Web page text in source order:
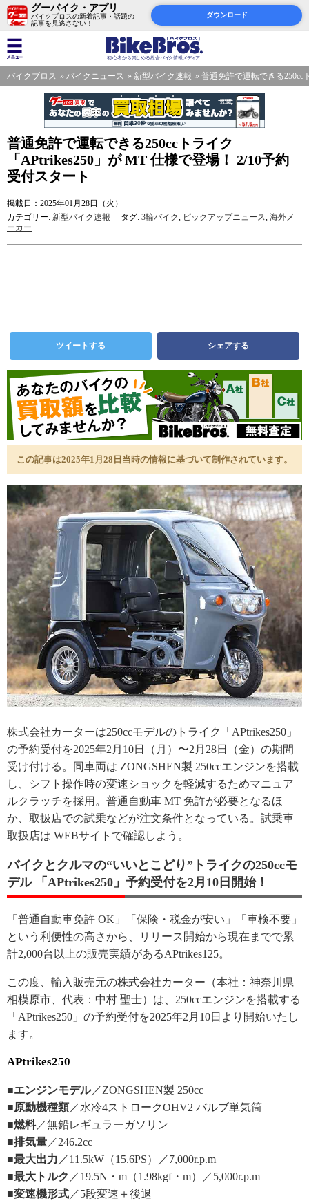
グーバイク・アプリ
バイクブロスの新着記事・話題の
記事を見逃さない！
ダウンロード
バイクブロス バイクニュース 新型バイク速報 普通免許で運転できる250cc
普通免許で運転できる250ccトライク
「APtrikes250」が MT 仕様で登場！ 2/10予約
受付スタート
掲載日：2025年01月28日（火）
カテゴリー: 新型バイク速報 タグ: 3輪バイク, ピックアップニュース, 海外メ
ーカー
ツイートする シェアする
この記事は2025年1月28日当時の情報に基づいて制作されています。
株式会社カーターは250ccモデルのトライク「APtrikes250」
の予約受付を2025年2月10日（月）〜2月28日（金）の期間
受け付ける。同車両は ZONGSHEN製 250ccエンジンを搭載
し、シフト操作時の変速ショックを軽減するためマニュア
ルクラッチを採用。普通自動車 MT 免許が必要となるほ
か、取扱店での試乗などが注文条件となっている。試乗車
取扱店は WEBサイトで確認しよう。
バイクとクルマの“いいとこどり”トライクの250ccモ
デル 「APtrikes250」予約受付を2月10日開始！
「普通自動車免許 OK」「保険・税金が安い」「車検不要」
という利便性の高さから、リリース開始から現在までで累
計2,000台以上の販売実績があるAPtrikes125。
この度、輸入販売元の株式会社カーター（本社：神奈川県
相模原市、代表：中村 聖士）は、250ccエンジンを搭載する
「APtrikes250」の予約受付を2025年2月10日より開始いたし
ます。
APtrikes250
■エンジンモデル／ZONGSHEN製 250cc
■原動機種類 ／水冷4ストロークOHV2 バルブ単気筒
■燃料／無鉛レギュラーガソリン
■排気量／246.2cc
■最大出力 ／11.5kW（15.6PS）／7,000r.p.m
■最大トルク ／19.5N・m（1.98kgf・m）／5,000r.p.m
■変速機形式／5段変速＋後退